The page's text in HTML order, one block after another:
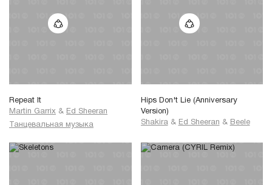
Repeat It
Martin Garrix & Ed Sheeran
Танцевальная музыка
Hips Don't Lie (Anniversary
Version)
Shakira & Ed Sheeran & Beele